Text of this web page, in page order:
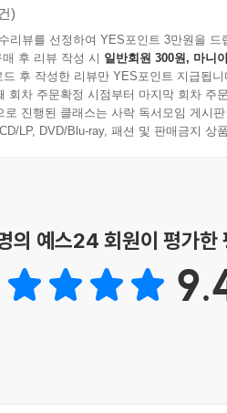
는 지금 엄마인 당신을 위한 책
으며 조산원과 집에서 세 아이를
장을 믿고 기다리며 아이를 키운
연속임을 보여준다.
이나 전문가들의 지침이 난무하
함께하는 일상을 소중하게 여기는
)
리뷰를 선정하여 YES포인트 3만원을 드
후 리뷰 작성 시 일반회원 300원, 마니
드 후 작성한 리뷰만 YES포인트 지급됩니
회차 주문확정 시점부터 마지막 회차 주
로 진행된 클래스는 사락 독서모임 게시
LP, DVD/Blu-ray, 패션 및 판매금지 상
의 예스24 회원이 평가한